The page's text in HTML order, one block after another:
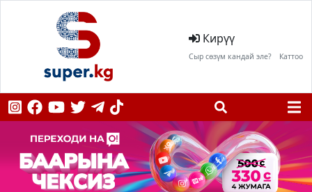
Кирүү
Сыр сөзүм кандай эле? Каттоо